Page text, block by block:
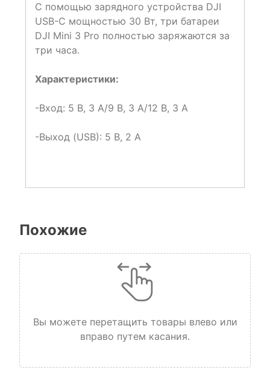
С помощью зарядного устройства DJI
USB-C мощностью 30 Вт, три батареи
DJI Mini 3 Pro полностью заряжаются за
три часа.
Характеристики:
-Вход: 5 В, 3 А/9 В, 3 А/12 В, 3 А
-Выход (USB): 5 В, 2 А
Похожие
Вы можете перетащить товары влево или
вправо путем касания.